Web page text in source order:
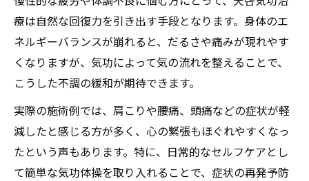
療は自然な回復力を引き出す手段となります。身体のエ
ネルギーバランスが崩れると、だるさや痛みが現れやす
くなりますが、気功によって気の流れを整えることで、
こうした不調の緩和が期待できます。
実際の施術例では、肩こりや腰痛、頭痛などの症状が軽
減したと感じる方が多く、心の緊張もほぐれやすくなっ
たという声もあります。特に、日常的なセルフケアとし
て簡単な気功体操を取り入れることで、症状の再発予防